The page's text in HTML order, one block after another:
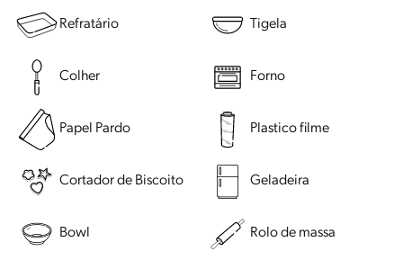
Refratário Tigela
Colher Forno
Papel Pardo Plastico filme
Cortador de Biscoito Geladeira
Bowl Rolo de massa